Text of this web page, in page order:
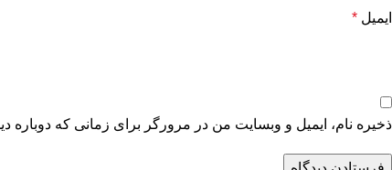
ایمیل *
ذخیره نام، ایمیل و وبسایت من در مرورگر برای زمانی که دوباره